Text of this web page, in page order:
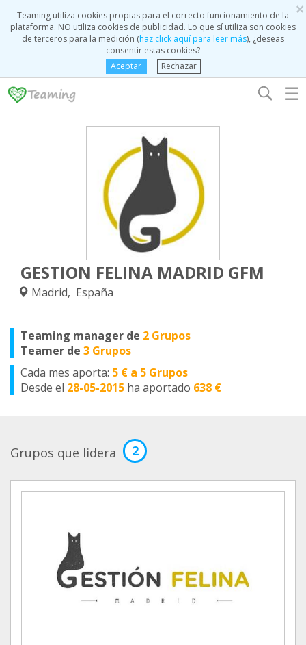
×
Teaming utiliza cookies propias para el correcto funcionamiento de la
plataforma. NO utiliza cookies de publicidad. Lo que sí utiliza son cookies
de terceros para la medición (haz click aquí para leer más), ¿deseas
consentir estas cookies?
Aceptar
Rechazar
☰
GESTION FELINA MADRID GFM
Madrid, España
Teaming manager de 2 Grupos
Teamer de 3 Grupos
Cada mes aporta: 5 € a 5 Grupos
Desde el 28-05-2015 ha aportado 638 €
Grupos que lidera 2